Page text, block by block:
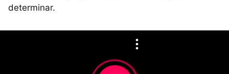
determinar.